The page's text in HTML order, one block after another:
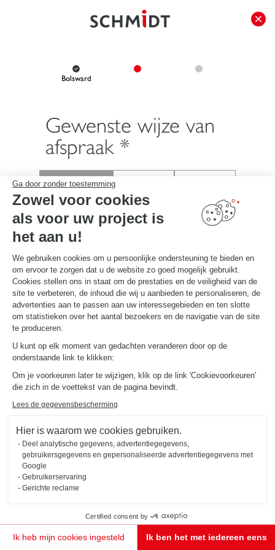
Ga door zonder toestemming
Zowel voor cookies
als voor uw project is
het aan u!
We gebruiken cookies om u persoonlijke ondersteuning te bieden en
om ervoor te zorgen dat u de website zo goed mogelijk gebruikt.
Cookies stellen ons in staat om de prestaties en de veiligheid van de
site te verbeteren, de inhoud die wij u aanbieden te personaliseren, de
advertenties aan te passen aan uw interessegebieden en ten slotte
om statistieken over het aantal bezoekers en de navigatie van de site
te produceren.
U kunt op elk moment van gedachten veranderen door op de
onderstaande link te klikken:
Om je voorkeuren later te wijzigen, klik op de link 'Cookievoorkeuren'
die zich in de voettekst van de pagina bevindt.
Lees de gegevensbescherming
Hier is waarom we cookies gebruiken.
Deel analytische gegevens, advertentiegegevens,
gebruikersgegevens en gepersonaliseerde advertentiegegevens met
Google
Gebruikerservaring
Gerichte reclame
Certified consent by
Ik heb mijn cookies ingesteld Ik ben het met iedereen eens
Bolsward
Gewenste wijze van
afspraak *
in de winkel telefonisch bij mij thuis
Ik selecteer mijn ontmoetingsplaats, vervolgens kies ik mijn
datum en tijd voor de afspraak: